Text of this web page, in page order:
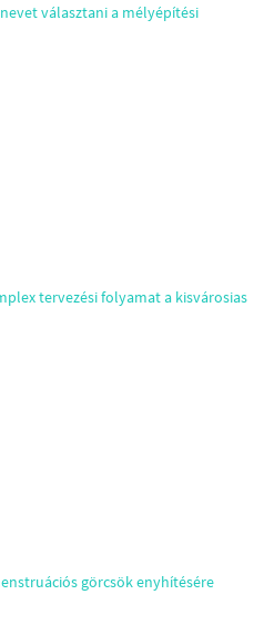
választani a mélyépítési
tervezési folyamat a kisvárosias
görcsök enyhítésére